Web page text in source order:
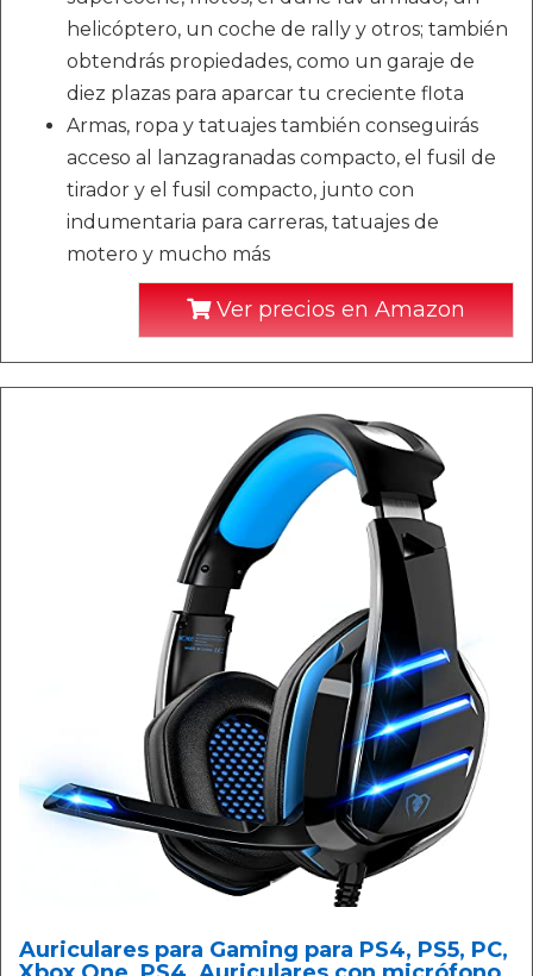
helicóptero, un coche de rally y otros; también
obtendrás propiedades, como un garaje de
diez plazas para aparcar tu creciente flota
Armas, ropa y tatuajes también conseguirás
acceso al lanzagranadas compacto, el fusil de
tirador y el fusil compacto, junto con
indumentaria para carreras, tatuajes de
motero y mucho más
Ver precios en Amazon
Auriculares para Gaming para PS4, PS5, PC,